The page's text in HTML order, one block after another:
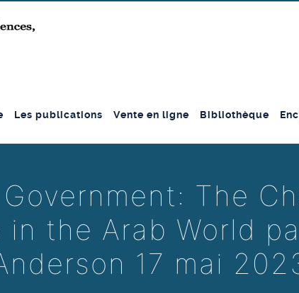
Les publications Vente en ligne Bibliothèque
The
the Arab World
17 mai